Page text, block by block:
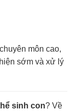
môn cao,
sớm và xử lý
sinh con? Về